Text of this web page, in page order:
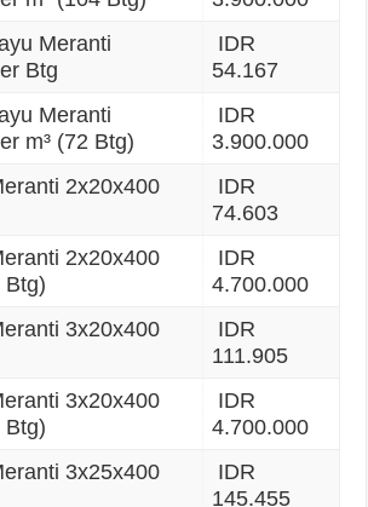
Meranti
Btg
IDR
54.167
Meranti
m³ (72 Btg)
IDR
3.900.000
2x20x400
IDR
74.603
2x20x400
Btg)
IDR
4.700.000
3x20x400
IDR
111.905
3x20x400
Btg)
IDR
4.700.000
3x25x400
IDR
145.455